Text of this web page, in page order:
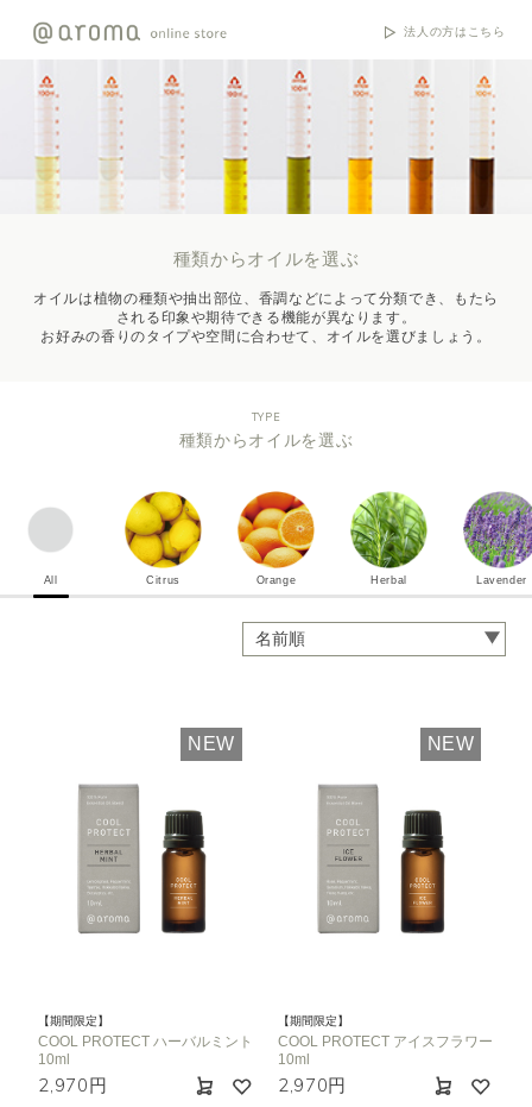
法人の方はこちら
種類からオイルを選ぶ
オイルは植物の種類や抽出部位、香調などによって分類でき、もたら
される印象や期待できる機能が異なります。
お好みの香りのタイプや空間に合わせて、オイルを選びましょう。
TYPE
種類からオイルを選ぶ
All Citrus Orange Herbal Lavender
NEW
【期間限定】
COOL PROTECT ハーバルミント
10ml
2,970円
NEW
【期間限定】
COOL PROTECT アイスフラワー
10ml
2,970円